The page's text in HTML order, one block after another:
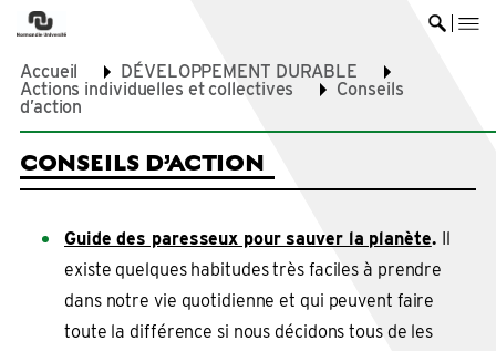
Accueil
DÉVELOPPEMENT DURABLE
Actions individuelles et collectives
Conseils
d’action
CONSEILS D’ACTION
Guide des paresseux pour sauver la planète. Il
existe quelques habitudes très faciles à prendre
dans notre vie quotidienne et qui peuvent faire
toute la différence si nous décidons tous de les